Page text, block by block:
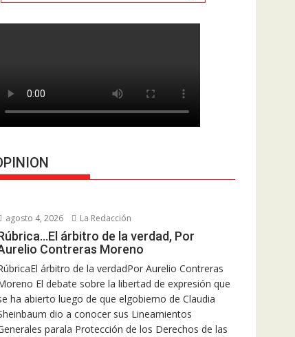
agosto 4, 2026 La Redacción
árbitro de la verdad, Por
Contreras Moreno
árbitro de la verdadPor Aurelio Contreras
El debate sobre la libertad de expresión que
ha abierto luego de que elgobierno de Claudia
dio a conocer sus Lineamientos
parala Protección de los Derechos de las